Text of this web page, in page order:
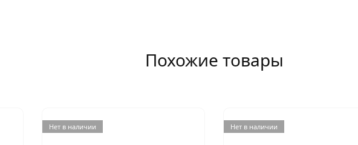
Похожие товары
Нет в наличии Нет в наличии